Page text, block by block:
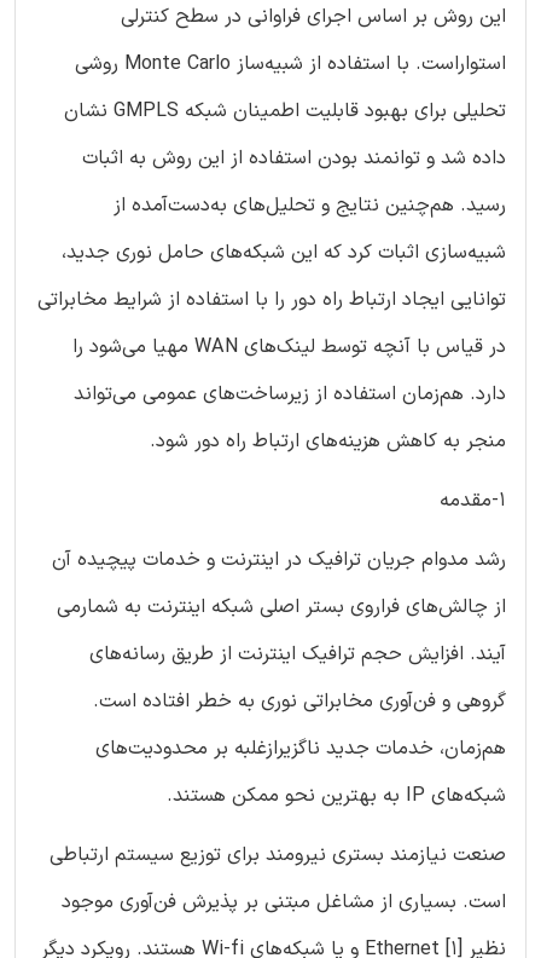
این روش بر اساس اجرای فراوانی در سطح کنترلی
استواراست. با استفاده از شبیه‌ساز Monte Carlo روشی
تحلیلی برای بهبود قابلیت اطمینان شبکه GMPLS نشان
داده شد و توانمند بودن استفاده از این روش به اثبات
رسید. هم‌چنین نتایج و تحلیل‌های به‌دست‌آمده از
شبیه‌سازی اثبات کرد که این شبکه‌های حامل نوری جدید،
توانایی ایجاد ارتباط راه دور را با استفاده از شرایط مخابراتی
در قیاس با آنچه توسط لینک‌های WAN مهیا می‌شود را
دارد. هم‌زمان استفاده از زیرساخت‌های عمومی می‌تواند
منجر به کاهش هزینه‌های ارتباط راه دور شود.
1-مقدمه
رشد مدوام جریان ترافیک در اینترنت و خدمات پیچیده آن
از چالش‌های فراروی بستر اصلی شبکه اینترنت به شمارمی
آیند. افزایش حجم ترافیک اینترنت از طریق رسانه‌های
گروهی و فن‌آوری مخابراتی نوری به خطر افتاده است.
هم‌زمان، خدمات جدید ناگزیرازغلبه بر محدودیت‌های
شبکه‌های IP به بهترین نحو ممکن هستند.
صنعت نیازمند بستری نیرومند برای توزیع سیستم ارتباطی
است. بسیاری از مشاغل مبتنی بر پذیرش فن‌آوری موجود
نظیر Ethernet [1] و یا شبکه‌های Wi-fi هستند. رویکرد دیگر